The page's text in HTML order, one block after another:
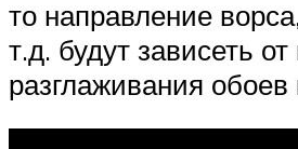
то направление
т.д. будут зависеть
разглаживания обоев